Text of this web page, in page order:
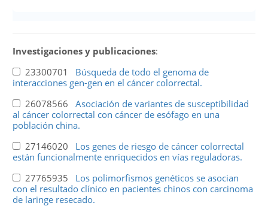
Investigaciones y publicaciones:
23300701 Búsqueda de todo el genoma de
interacciones gen-gen en el cáncer colorrectal.
26078566 Asociación de variantes de susceptibilidad
al cáncer colorrectal con cáncer de esófago en una
población china.
27146020 Los genes de riesgo de cáncer colorrectal
están funcionalmente enriquecidos en vías reguladoras.
27765935 Los polimorfismos genéticos se asocian
con el resultado clínico en pacientes chinos con carcinoma
de laringe resecado.